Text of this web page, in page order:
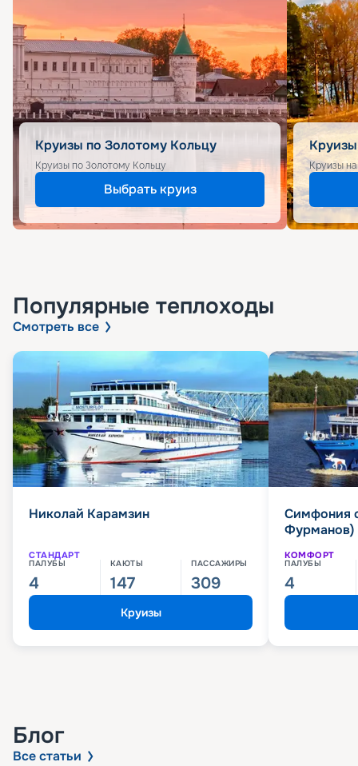
Круизы по Золотому Кольцу
Круизы по Золотому Кольцу
Выбрать круиз
Круизы
Популярные теплоходы
Смотреть все
Николай Карамзин
СТАНДАРТ
ПАЛУБЫ
4
КАЮТЫ
147
ПАССАЖИРЫ
309
Круизы
Симфония
Фурманов)
КОМФОРТ
ПАЛУБЫ
4
Блог
Все статьи